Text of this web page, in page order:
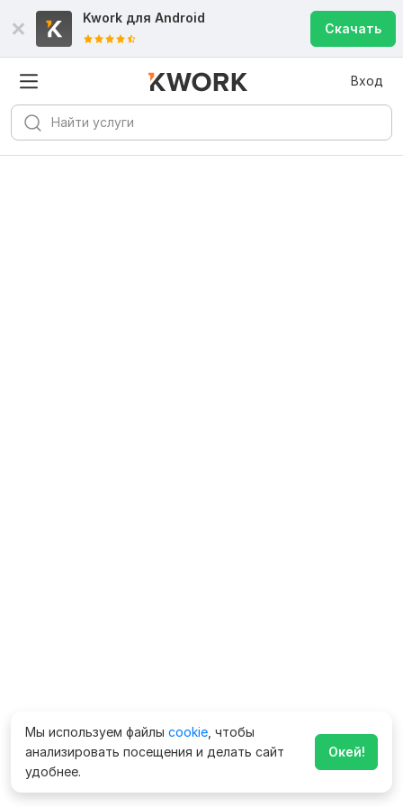
Kwork для Android
Скачать
Вход
Мы используем файлы cookie , чтобы
анализировать посещения и делать сайт
удобнее.
Окей!